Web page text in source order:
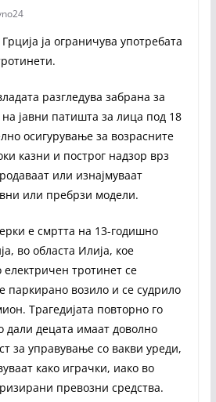
ја ограничува употребата
разгледува забрана за
јавни патишта за лица под 18
осигурување за возрасните
казни и построг надзор врз
или изнајмуваат
или пребрзи модели.
е смртта на 13-годишно
во областа Илија, кое
електричен тротинет се
паркирано возило и се судрило
Трагедијата повторно го
децата имаат доволно
за управување со вакви уреди,
како играчки, иако во
превозни средства.